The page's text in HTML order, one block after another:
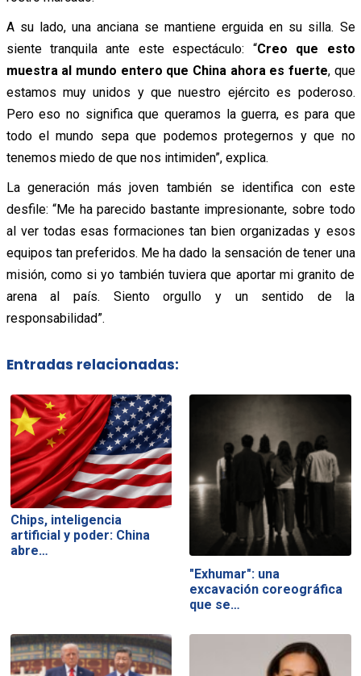
A su lado, una anciana se mantiene erguida en su silla. Se
siente tranquila ante este espectáculo: “Creo que esto
muestra al mundo entero que China ahora es fuerte, que
estamos muy unidos y que nuestro ejército es poderoso.
Pero eso no significa que queramos la guerra, es para que
todo el mundo sepa que podemos protegernos y que no
tenemos miedo de que nos intimiden”, explica.
La generación más joven también se identifica con este
desfile: “Me ha parecido bastante impresionante, sobre todo
al ver todas esas formaciones tan bien organizadas y esos
equipos tan preferidos. Me ha dado la sensación de tener una
misión, como si yo también tuviera que aportar mi granito de
arena al país. Siento orgullo y un sentido de la
responsabilidad”.
Entradas relacionadas:
Chips, inteligencia
artificial y poder: China
abre…
"Exhumar": una
excavación coreográfica
que se…